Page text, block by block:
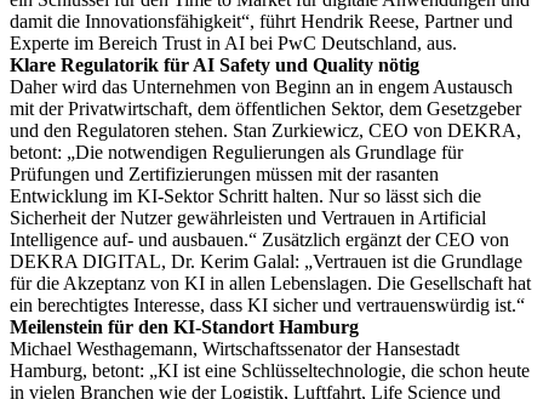
damit die Innovationsfähigkeit“, führt Hendrik Reese, Partner und
Experte im Bereich Trust in AI bei PwC Deutschland, aus.
Klare Regulatorik für AI Safety und Quality nötig
Daher wird das Unternehmen von Beginn an in engem Austausch
mit der Privatwirtschaft, dem öffentlichen Sektor, dem Gesetzgeber
und den Regulatoren stehen. Stan Zurkiewicz, CEO von DEKRA,
betont: „Die notwendigen Regulierungen als Grundlage für
Prüfungen und Zertifizierungen müssen mit der rasanten
Entwicklung im KI-Sektor Schritt halten. Nur so lässt sich die
Sicherheit der Nutzer gewährleisten und Vertrauen in Artificial
Intelligence auf- und ausbauen.“ Zusätzlich ergänzt der CEO von
DEKRA DIGITAL, Dr. Kerim Galal: „Vertrauen ist die Grundlage
für die Akzeptanz von KI in allen Lebenslagen. Die Gesellschaft hat
ein berechtigtes Interesse, dass KI sicher und vertrauenswürdig ist.“
Meilenstein für den KI-Standort Hamburg
Michael Westhagemann, Wirtschaftssenator der Hansestadt
Hamburg, betont: „KI ist eine Schlüsseltechnologie, die schon heute
in vielen Branchen wie der Logistik, Luftfahrt, Life Science und